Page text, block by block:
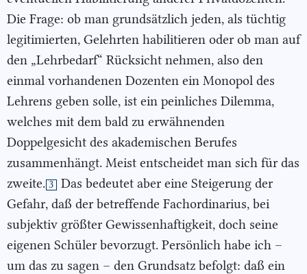
Die Frage: ob man grundsätzlich jeden, als tüchtig
legitimierten, Gelehrten habilitieren oder ob man auf
den „Lehrbedarf“ Rücksicht nehmen, also den
einmal vorhandenen Dozenten ein Monopol des
Lehrens geben solle, ist ein peinliches Dilemma,
welches mit dem bald zu erwähnenden
Doppelgesicht des akademischen Berufes
zusammenhängt. Meist entscheidet man sich für das
zweite. 3
Das bedeutet aber eine Steigerung der
Gefahr, daß der betreffende Fachordinarius, bei
subjektiv größter Gewissenhaftigkeit, doch seine
eigenen Schüler bevorzugt. Persönlich habe ich –
um das zu sagen – den Grundsatz befolgt: daß ein